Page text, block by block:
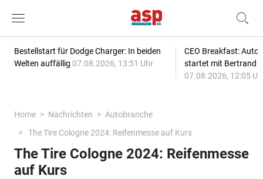
Bestellstart für Dodge Charger: In beiden
Welten auffällig 07.08.2026, 13:51 Uhr
CEO Breakfast:
startet mit Bertrand
07.08.2026, 12:05
Home Nachrichten
Autobranche
The Tire Cologne 2024: Reifenmesse auf Kurs
The Tire Cologne 2024: Reifenmesse
auf Kurs